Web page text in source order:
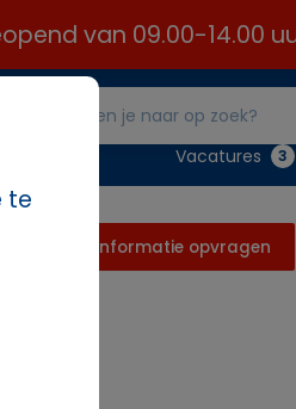
van 09.00-14.00
Vacatures 3
Informatie opvragen
te